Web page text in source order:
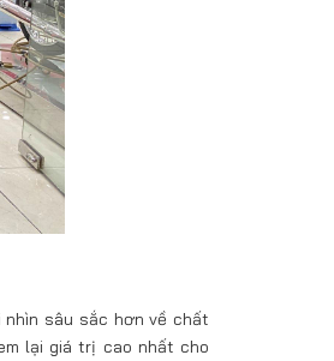
nhìn sâu sắc hơn về chất
lại giá trị cao nhất cho